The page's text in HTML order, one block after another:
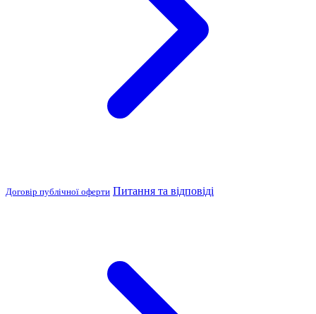
Договір публічної оферти Питання та відповіді